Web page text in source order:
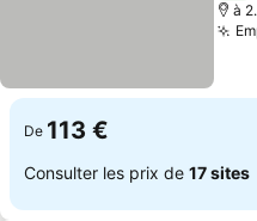
à
De 113 €
Consulter les prix de 17 sites